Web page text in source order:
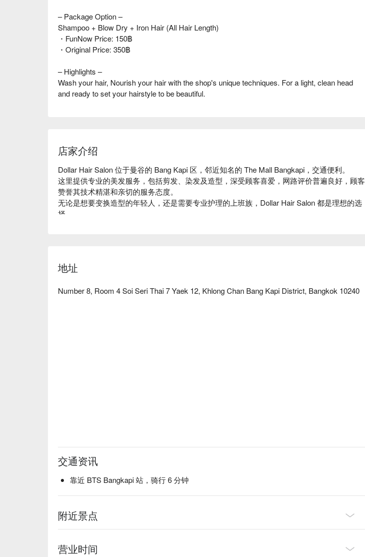
– Package Option –
Shampoo + Blow Dry + Iron Hair (All Hair Length)
・FunNow Price: 150฿
・Original Price: 350฿
– Highlights –
Wash your hair, Nourish your hair with the shop's unique techniques. For a light, clean head
and ready to set your hairstyle to be beautiful.
店家介绍
Dollar Hair Salon 位于曼谷的 Bang Kapi 区，邻近知名的 The Mall Bangkapi，交通便利。
这里提供专业的美发服务，包括剪发、染发及造型，深受顾客喜爱，网路评价普遍良好，顾客
赞誉其技术精湛和亲切的服务态度。
无论是想要变换造型的年轻人，还是需要专业护理的上班族，Dollar Hair Salon 都是理想的选
择。
地址
Number 8, Room 4 Soi Seri Thai 7 Yaek 12, Khlong Chan Bang Kapi District, Bangkok 10240
交通资讯
靠近 BTS Bangkapi 站，骑行 6 分钟
附近景点
营业时间